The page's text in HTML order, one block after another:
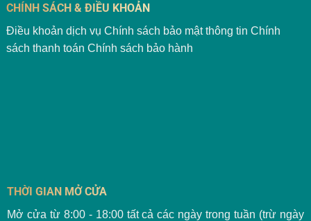
CHÍNH SÁCH & ĐIỀU KHOẢN
Điều khoản dịch vụ Chính sách bảo mật thông tin Chính
sách thanh toán Chính sách bảo hành
THỜI GIAN MỞ CỬA
Mở cửa từ 8:00 - 18:00 tất cả các ngày trong tuần (trừ ngày